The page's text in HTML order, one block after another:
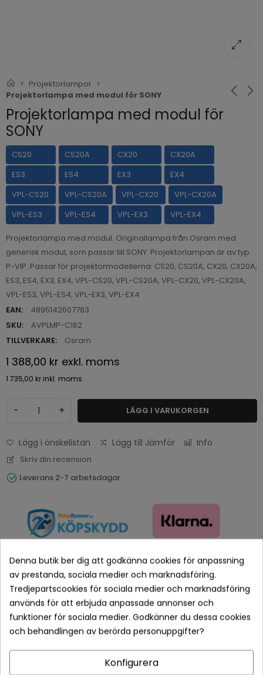
Projektorlampor
Projektorlampa med modul för SONY
Projektorlampa med modul för
SONY
CS20 CS20A CX20
CX20A
ES3
ES4 EX3
EX4
VPL-CS20
VPL-CS20A VPL-CX20
VPL-CX20A
VPL-ES3
VPL-ES4 VPL-EX3 VPL-EX4
Projektorlampa med modul. Originallampa från Osram med
generisk modul, som passar till SONY. Projektorlampan är av typ
P-VIP. Passar för projektormodellerna: CS20, CS20A, CX20, CX20A,
ES3, ES4, EX3, EX4, VPL-CS20, VPL-CS20A, VPL-CX20, VPL-CX20A,
VPL-ES3, VPL-ES4, VPL-EX3, VPL-EX4
EAN:
4895142607783
SKU:
AVPLMP-C162
TILLVERKARE:
Osram
1 388,00 kr exkl. moms
1 735,00 kr inkl. moms
- + LÄGG I VARUKORGEN
Lägg i önskelistan Lägg till Jämför Info
Skriv din recension
Leverans 2-7 arbetsdagar
Betala tryggt med Klarna checkout
Leveranstid normalt 1-2 dagar med spårbar frakt
Returvillkor 14 dagars öppet köp (se köpvillkor)
Denna butik ber dig att godkänna cookies för anpassning
av prestanda, sociala medier och marknadsföring.
Tredjepartscookies för sociala medier och marknadsföring
används för att erbjuda anpassade annonser och
funktioner för sociala medier. Godkänner du dessa cookies
och behandlingen av berörda personuppgifter?
Konfigurera